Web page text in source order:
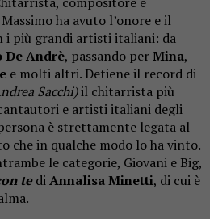
ha avuto l’onore e il
i più grandi artisti italiani: da
De Andrè, passando perMina,
e molti altri. Detiene il record di
Sacchi)il chitarrista più
e artisti italiani degli
è strettamente legata al
che in qualche modo lo ha vinto.
le categorie, Giovani e Big,
tediAnnalisa Minetti, di cui è